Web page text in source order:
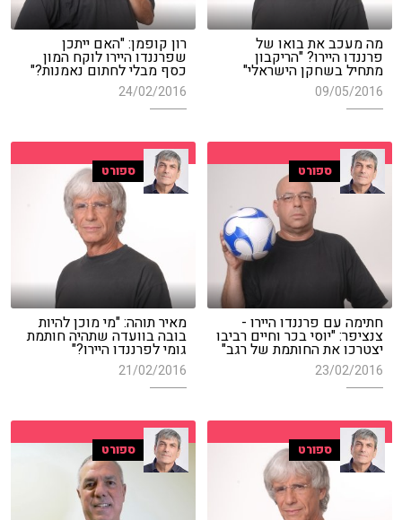
מה מעכב את בואו של
פרננדו היירו? "הריקבון
מתחיל בשחקן הישראלי"
09/05/2016
רון קופמן: "האם ייתכן
שפרננדו היירו לוקח המון
כסף מבלי לחתום נאמנות?"
24/02/2016
ספורט
חתימה עם פרננדו היירו -
צנציפר: "יוסי בכר וחיים רביבו
יצטרכו את החותמת של רגב"
23/02/2016
ספורט
מאיר תוהה: "מי מוכן להיות
בובה בוועדה שתהיה חותמת
גומי לפרננדו היירו?"
21/02/2016
ספורט ספורט